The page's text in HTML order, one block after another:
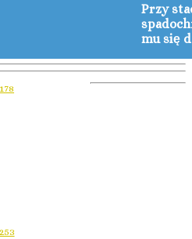
Przy
mu się